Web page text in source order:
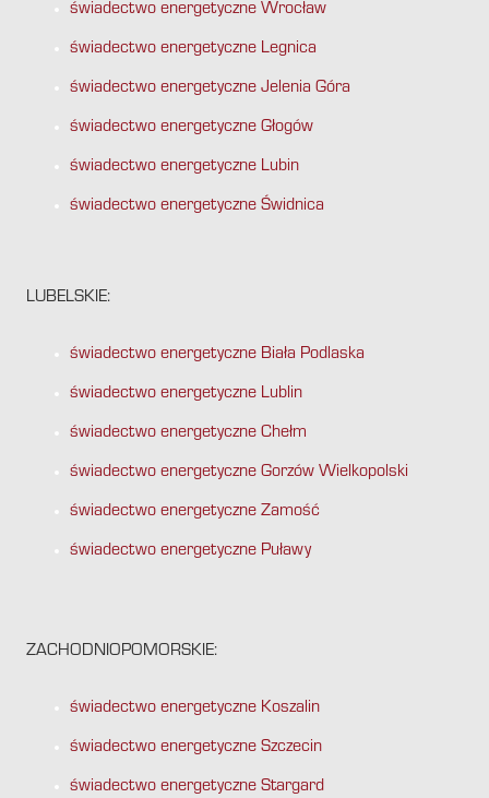
świadectwo energetyczne Wrocław
świadectwo energetyczne Legnica
świadectwo energetyczne Jelenia Góra
świadectwo energetyczne Głogów
świadectwo energetyczne Lubin
świadectwo energetyczne Świdnica
LUBELSKIE:
świadectwo energetyczne Biała Podlaska
świadectwo energetyczne Lublin
świadectwo energetyczne Chełm
świadectwo energetyczne Gorzów Wielkopolski
świadectwo energetyczne Zamość
świadectwo energetyczne Puławy
ZACHODNIOPOMORSKIE:
świadectwo energetyczne Koszalin
świadectwo energetyczne Szczecin
świadectwo energetyczne Stargard